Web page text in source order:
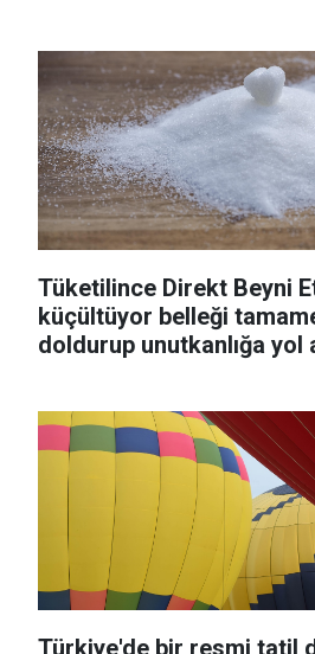
Tüketilince Direkt Beyni
küçültüyor belleği
doldurup unutkanlığa yol
Türkiye'de bir resmi tatil